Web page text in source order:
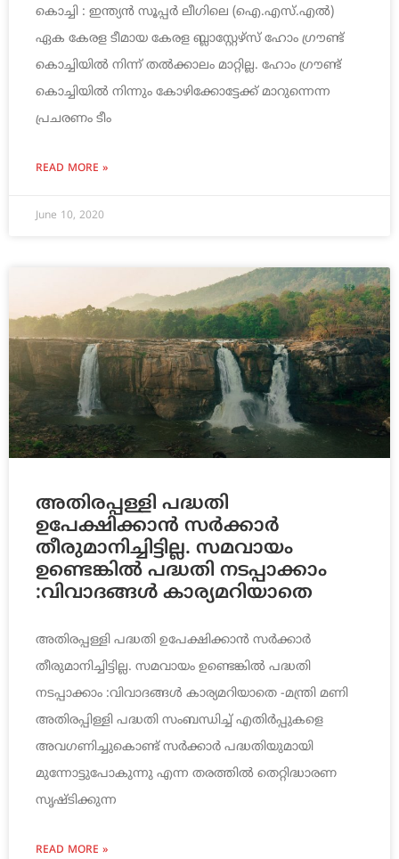
കൊച്ചി : ഇന്ത്യൻ സൂപ്പർ ലീഗിലെ (ഐ.എസ്.എൽ)
ഏക കേരള ടീമായ കേരള ബ്ലാസ്റ്റേഴ്‌സ് ഹോം ഗ്രൗണ്ട്
കൊച്ചിയിൽ നിന്ന് തൽക്കാലം മാറ്റില്ല. ഹോം ഗ്രൗണ്ട്
കൊച്ചിയിൽ നിന്നും കോഴിക്കോട്ടേക്ക് മാറുന്നെന്ന
പ്രചരണം ടീം
READ MORE »
June 10, 2020
അതിരപ്പള്ളി പദ്ധതി
ഉപേക്ഷിക്കാന്‍ സര്‍ക്കാര്‍
തീരുമാനിച്ചിട്ടില്ല. സമവായം
ഉണ്ടെങ്കില്‍ പദ്ധതി നടപ്പാക്കാം
:വിവാദങ്ങൾ കാര്യമറിയാതെ
അതിരപ്പള്ളി പദ്ധതി ഉപേക്ഷിക്കാന്‍ സര്‍ക്കാര്‍
തീരുമാനിച്ചിട്ടില്ല. സമവായം ഉണ്ടെങ്കില്‍ പദ്ധതി
നടപ്പാക്കാം :വിവാദങ്ങൾ കാര്യമറിയാതെ -മന്ത്രി മണി
അതിരപ്പിള്ളി പദ്ധതി സംബന്ധിച്ച് എതിര്‍പ്പുകളെ
അവഗണിച്ചുകൊണ്ട് സര്‍ക്കാര്‍ പദ്ധതിയുമായി
മുന്നോട്ടുപോകുന്നു എന്ന തരത്തില്‍ തെറ്റിദ്ധാരണ
സൃഷ്ടിക്കുന്ന
READ MORE »